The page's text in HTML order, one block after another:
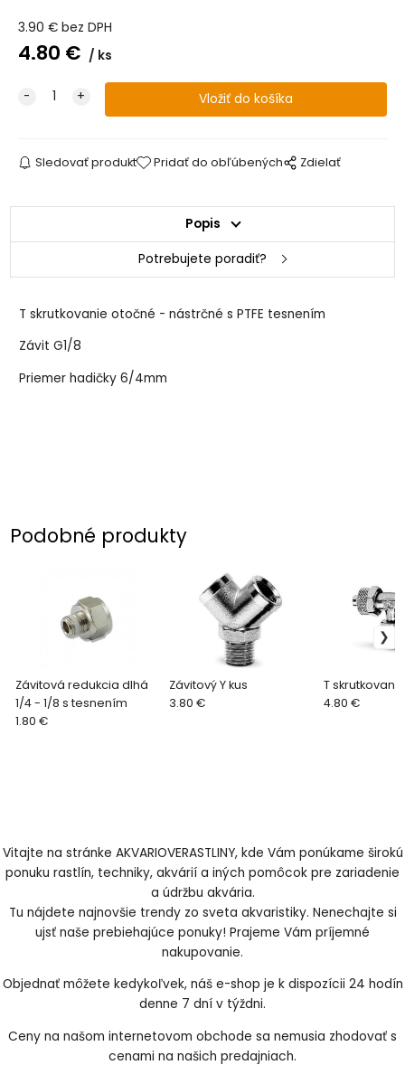
3.90 € bez DPH
4.80 € ks
Sledovať produkt Pridať do obľúbených Zdielať
Popis
Potrebujete poradiť?
T skrutkovanie otočné - nástrčné s PTFE tesnením
Závit G1/8
Priemer hadičky 6/4mm
Podobné produkty
Závitová redukcia dlhá
1/4 - 1/8 s tesnením
1.80 €
Závitový Y kus
3.80 €
T
4.80 €
Vitajte na stránke AKVARIOVERASTLINY, kde Vám ponúkame širokú
ponuku rastlín, techniky, akvárií a iných pomôcok pre zariadenie
a údržbu akvária.
Tu nájdete najnovšie trendy zo sveta akvaristiky. Nenechajte si
ujsť naše prebiehajúce ponuky! Prajeme Vám príjemné
nakupovanie.
Objednať môžete kedykoľvek, náš e-shop je k dispozícii 24 hodín
denne 7 dní v týždni.
Ceny na našom internetovom obchode sa nemusia zhodovať s
cenami na našich predajniach.